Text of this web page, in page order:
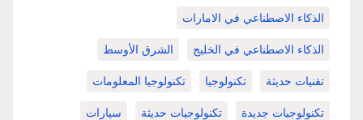
الذكاء الاصطناعي في الامارات
الذكاء الاصطناعي في الخليج الشرق الأوسط
تقنيات حديثة تكنولوجيا تكنولوجيا المعلومات
تكنولوجيات جديدة تكنولوجيات حديثة سيارات